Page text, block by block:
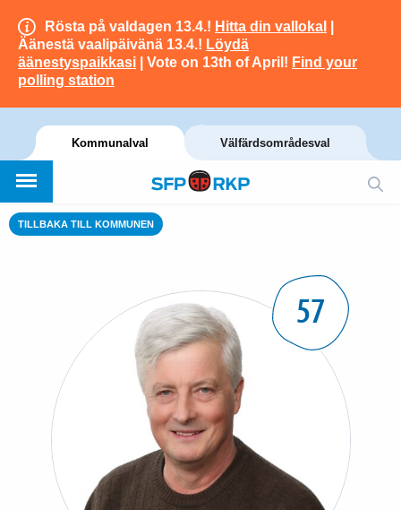
Rösta på valdagen 13.4.! Hitta din vallokal
Äänestä vaalipäivänä 13.4.! Löydä
äänestyspaikkasi | Vote on 13th of April! Find your
polling station
Kommunalval Välfärdsområdesval
TILLBAKA TILL KOMMUNEN
57